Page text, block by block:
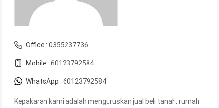
Office : 0355237736
Mobile : 60123792584
WhatsApp : 60123792584
Kepakaran kami adalah menguruskan jual beli tanah, rumah